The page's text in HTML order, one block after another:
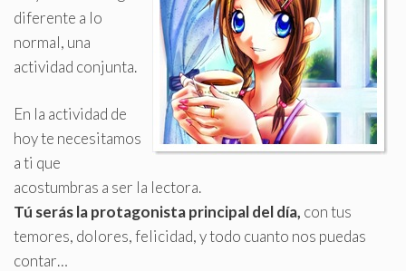
diferente a lo
normal, una
actividad conjunta.
En la actividad de
hoy te necesitamos
a ti que
acostumbras a ser la lectora.
Tú serás la protagonista principal del día, con tus
temores, dolores, felicidad, y todo cuanto nos puedas
contar…